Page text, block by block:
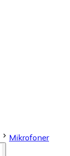
Mikrofoner